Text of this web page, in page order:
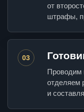
от
штрафы,
03
Проводим
отделяем
и